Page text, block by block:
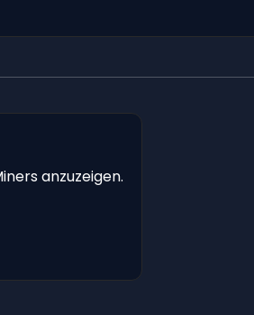
anzuzeigen.